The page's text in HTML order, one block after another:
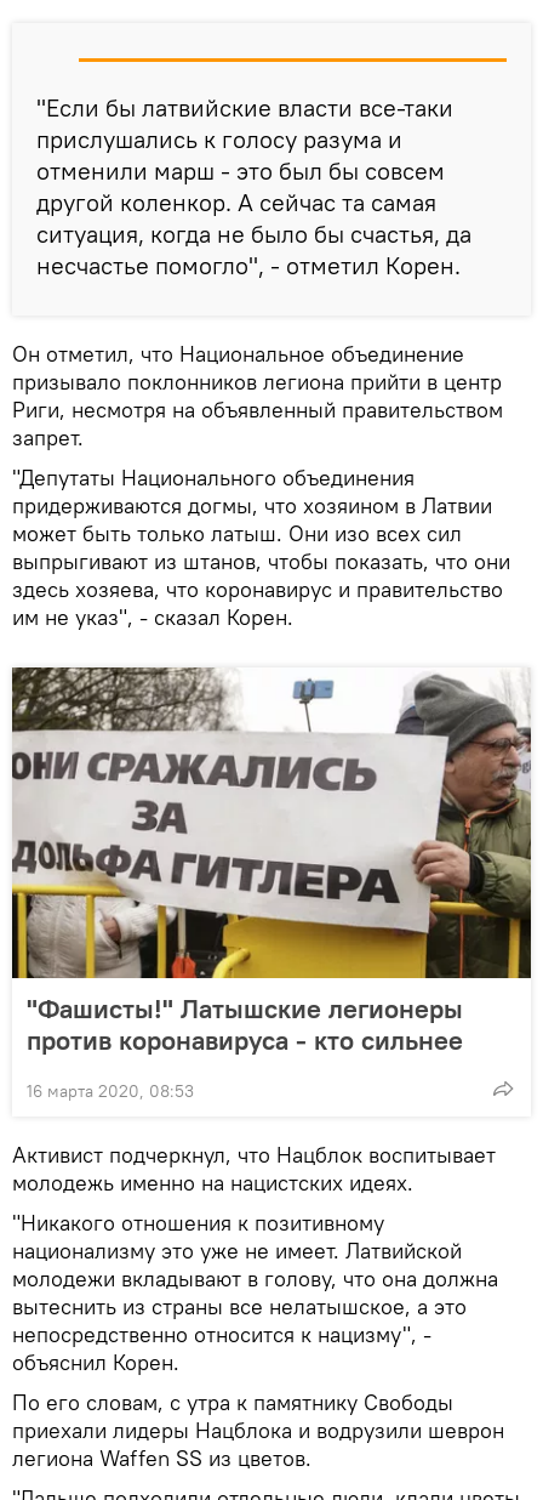
"Если бы латвийские власти все-таки
прислушались к голосу разума и
отменили марш - это был бы совсем
другой коленкор. А сейчас та самая
ситуация, когда не было бы счастья, да
несчастье помогло", - отметил Корен.
Он отметил, что Национальное объединение
призывало поклонников легиона прийти в центр
Риги, несмотря на объявленный правительством
запрет.
"Депутаты Национального объединения
придерживаются догмы, что хозяином в Латвии
может быть только латыш. Они изо всех сил
выпрыгивают из штанов, чтобы показать, что они
здесь хозяева, что коронавирус и правительство
им не указ", - сказал Корен.
"Фашисты!" Латышские легионеры
против коронавируса - кто сильнее
16 марта 2020, 08:53
Активист подчеркнул, что Нацблок воспитывает
молодежь именно на нацистских идеях.
"Никакого отношения к позитивному
национализму это уже не имеет. Латвийской
молодежи вкладывают в голову, что она должна
вытеснить из страны все нелатышское, а это
непосредственно относится к нацизму", -
объяснил Корен.
По его словам, с утра к памятнику Свободы
приехали лидеры Нацблока и водрузили шеврон
легиона Waffen SS из цветов.